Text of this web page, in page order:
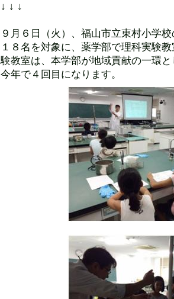
↓ ↓ ↓
９月６日（火）、福山市立東村小学
１８名を対象に、薬学部で理科実験
験教室は、本学部が地域貢献の一環
今年で４回目になります。